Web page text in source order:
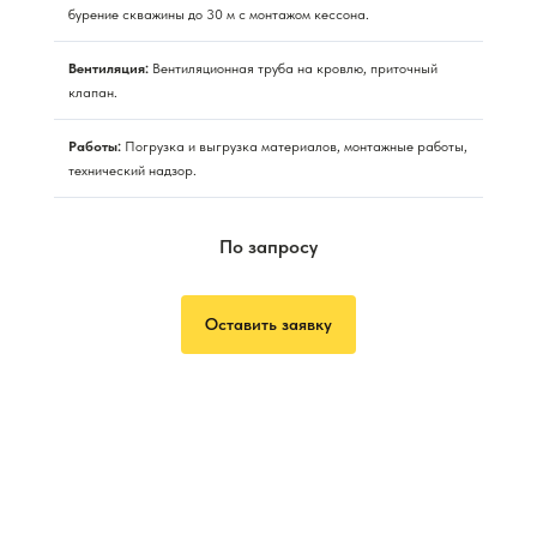
бурение скважины до 30 м с монтажом кессона.
Вентиляция: Вентиляционная труба на кровлю, приточный
клапан.
Работы: Погрузка и выгрузка материалов, монтажные работы,
технический надзор.
По запросу
Оставить заявку